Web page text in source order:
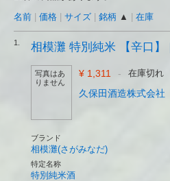
名前
価格 サイズ 銘柄 ▲ 在庫
1. 相模灘 特別純米 【辛口】
写真はあ
りません
¥ 1,311 - 在庫切れ
久保田酒造株式会社
ブランド
相模灘(さがみなだ)
特定名称
特別純米酒